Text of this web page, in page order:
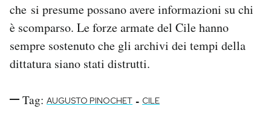
che si presume possano avere informazioni su chi
è scomparso. Le forze armate del Cile hanno
sempre sostenuto che gli archivi dei tempi della
dittatura siano stati distrutti.
Tag: AUGUSTO PINOCHET - CILE